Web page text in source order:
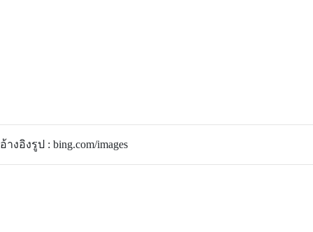
อ้างอิงรูป : bing.com/images